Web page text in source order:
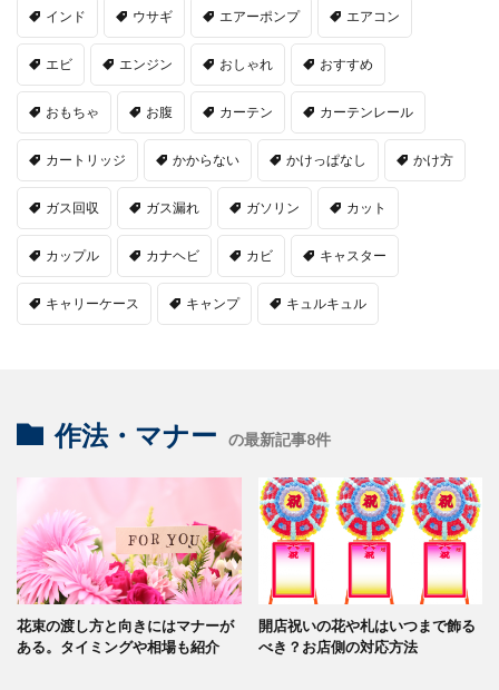
インド ウサギ エアーポンプ エアコン
エビ エンジン おしゃれ おすすめ
おもちゃ お腹 カーテン カーテンレール
カートリッジ かからない かけっぱなし かけ方
ガス回収 ガス漏れ ガソリン カット
カップル カナヘビ カビ キャスター
キャリーケース キャンプ キュルキュル
作法・マナー の最新記事8件
花束の渡し方と向きにはマナーが
ある。タイミングや相場も紹介
開店祝いの花や札はいつまで飾る
べき？お店側の対応方法